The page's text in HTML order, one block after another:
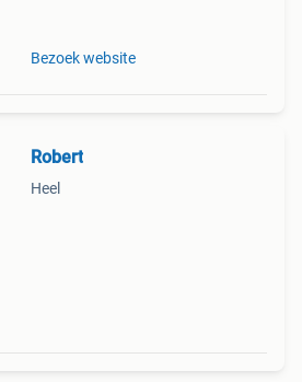
Bezoek website
Robert
Heel